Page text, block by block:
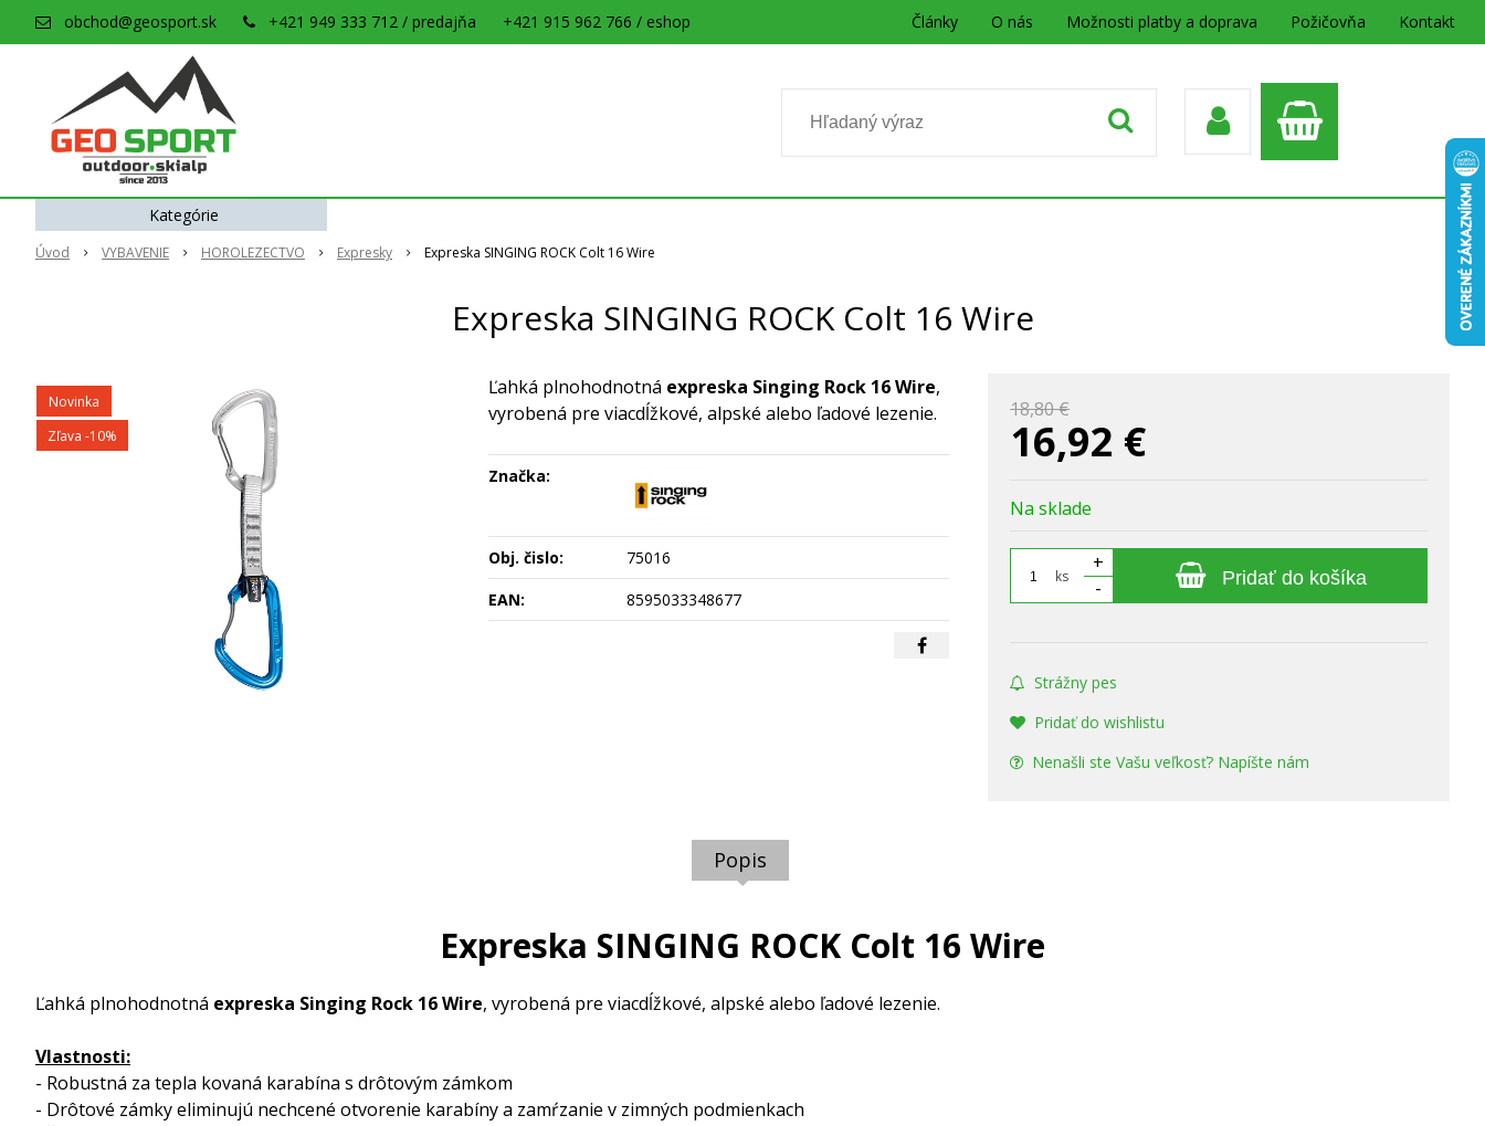
obchod@geosport.sk +421 949 333 712 / predajňa +421 915 962 766 / eshop Články O nás Možnosti platby a doprava Požičovňa Kontakt
Úvod VYBAVENIE HOROLEZECTVO Expresky Expreska SINGING ROCK Colt 16 Wire
Expreska SINGING ROCK Colt 16 Wire
Novinka
Zľava -10%
18,80 €
16,92 €
Na sklade
ks
+
-
Pridať do košíka
Strážny pes
Pridať do wishlistu
Nenašli ste Vašu veľkosť? Napíšte nám
Ľahká plnohodnotná expreska Singing Rock 16 Wire,
vyrobená pre viacdĺžkové, alpské alebo ľadové lezenie.
Značka:
Obj. čislo:
75016
EAN:
8595033348677
Popis
Expreska SINGING ROCK Colt 16 Wire
Ľahká plnohodnotná expreska Singing Rock 16 Wire, vyrobená pre viacdĺžkové, alpské alebo ľadové lezenie.
Vlastnosti:
- Robustná za tepla kovaná karabína s drôtovým zámkom
- Drôtové zámky eliminujú nechcené otvorenie karabíny a zamŕzanie v zimných podmienkach
Kategórie